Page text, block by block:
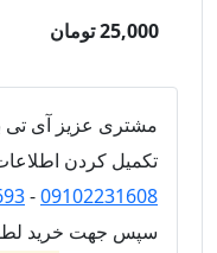
25,000 تومان
مشتری عزیز آی تی
تکمیل کردن
09102231608
-
سپس جهت خرید لطفا